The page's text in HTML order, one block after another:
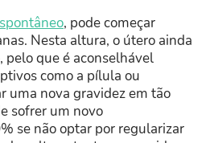
, pode começar
Nesta altura, o útero ainda
pelo que é aconselhável
como a pílula ou
uma nova gravidez em tão
sofrer um novo
se não optar por regularizar